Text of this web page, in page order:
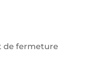
de fermeture